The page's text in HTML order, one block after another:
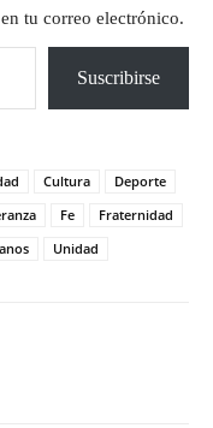
tu correo electrónico.
Suscribirse
Cultura
Deporte
Fe
Fraternidad
Unidad